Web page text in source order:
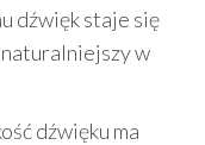
dźwięk staje się
naturalniejszy w
dźwięku ma